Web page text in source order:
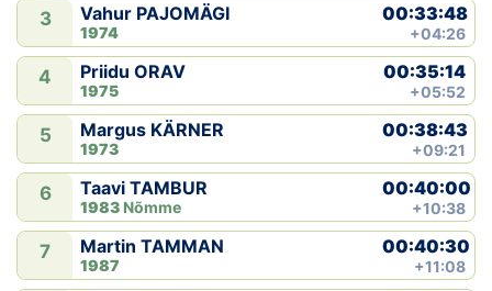
3 Vahur PAJOMÄGI
1974
00:33:48
+04:26
4 Priidu ORAV
1975
00:35:14
+05:52
5 Margus KÄRNER
1973
00:38:43
+09:21
6 Taavi TAMBUR
1983 Nõmme
00:40:00
+10:38
7 Martin TAMMAN
1987
00:40:30
+11:08